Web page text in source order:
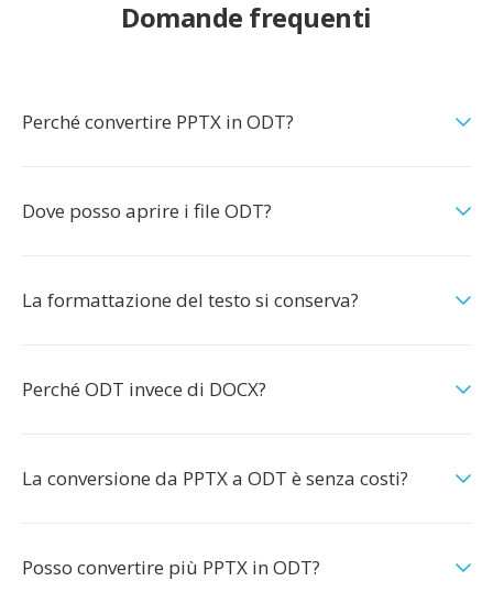
Domande frequenti
Perché convertire PPTX in ODT?
Dove posso aprire i file ODT?
La formattazione del testo si conserva?
Perché ODT invece di DOCX?
La conversione da PPTX a ODT è senza costi?
Posso convertire più PPTX in ODT?